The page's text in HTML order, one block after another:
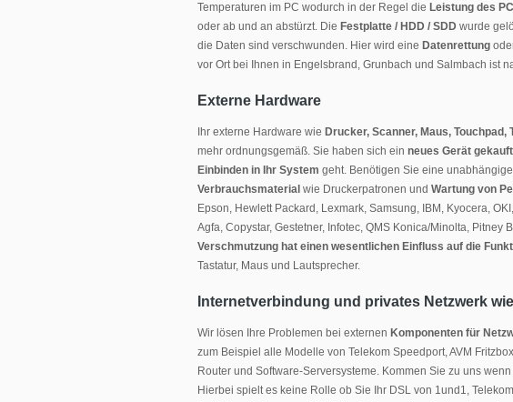
Temperaturen im PC wodurch in der Regel die Leistung des
oder ab und an abstürzt. Die Festplatte / HDD / SDD wurde
die Daten sind verschwunden. Hier wird eine Datenrettung
vor Ort bei Ihnen in Engelsbrand, Grunbach und Salmbach ist
Externe Hardware
Ihr externe Hardware wie Drucker, Scanner, Maus,
mehr ordnungsgemäß. Sie haben sich ein neues Gerät gekauft
Einbinden in Ihr System geht. Benötigen Sie eine
Verbrauchsmaterial wie Druckerpatronen und Wartung von
Epson, Hewlett Packard, Lexmark, Samsung, IBM, Kyocera,
Agfa, Copystar, Gestetner, Infotec, QMS Konica/Minolta, Pitney
Verschmutzung hat einen wesentlichen Einfluss auf die
Tastatur, Maus und Lautsprecher.
Internetverbindung und privates Netzwerk
Wir lösen Ihre Problemen bei externen Komponenten für
zum Beispiel alle Modelle von Telekom Speedport, AVM
Router und Software-Serversysteme. Kommen Sie zu uns wenn
Hierbei spielt es keine Rolle ob Sie Ihr DSL von 1und1,